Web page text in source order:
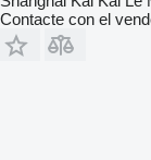
Contacte con el